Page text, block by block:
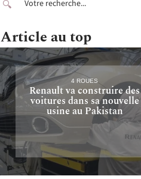
Article au top
4 ROUES
Renault va construire des
voitures dans sa nouvelle
usine au Pakistan